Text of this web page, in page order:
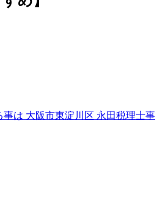
は 大阪市東淀川区 永田税理士事